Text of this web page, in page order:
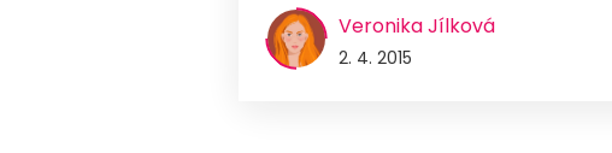
Veronika Jílková
2. 4. 2015